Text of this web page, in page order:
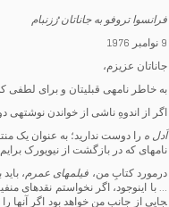
فرانسوا تروفو به جاناتان رُزنبام
9 نوامبر 1976
جاناتان عزیزم،
به خاطر نامه­ی قبلی­تان و برای لطفی
اگر از اندوهِ ناشی از خواندن نوشته­ی
اَدل ه را دوست ندارید؛ به عنوان یک
نامه­ای که در بازگشت از نیویورک
درمورد کتابِ من، فیلم­های عمرم،
… با این­وجود، اگر نخواستم نقدهای
جایی از جانب من خواهد بود اگر آنها